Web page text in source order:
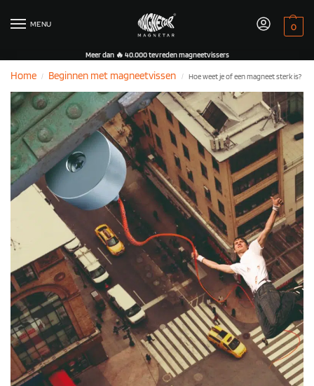
MENU 0
Meer dan 🔥 40.000 tevreden magneetvissers
Home / Beginnen met magneetvissen / Hoe weet je of een magneet sterk is?